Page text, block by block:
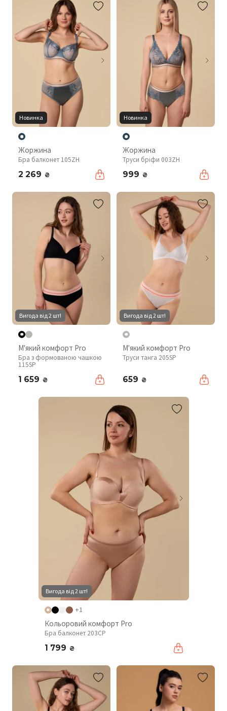
Новинка
Жоржина
Бра балконет 105ZH
2 269 ₴
Новинка
Жоржина
Труси бріфи 003ZH
999 ₴
Вигода від 2 шт!
М'який комфорт Pro
Бра з формованою чашкою
115SP
1 659 ₴
Вигода від 2 шт!
М'який комфорт Pro
Труси танга 205SP
659 ₴
Вигода від 2 шт!
+1
Кольоровий комфорт Pro
Бра балконет 203CP
1 799 ₴